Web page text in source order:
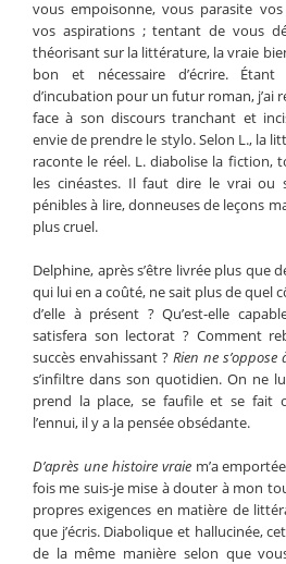
vous empoisonne, vous parasite
vos aspirations ; tentant de vous
théorisant sur la littérature, la vraie
bon et nécessaire d’écrire.
d’incubation pour un futur roman, j’ai
face à son discours tranchant et
envie de prendre le stylo. Selon L., la
raconte le réel. L. diabolise la fiction,
les cinéastes. Il faut dire le vrai ou
pénibles à lire, donneuses de leçons
plus cruel.
Delphine, après s’être livrée plus que
qui lui en a coûté, ne sait plus de quel
d’elle à présent ? Qu’est-elle
satisfera son lectorat ? Comment
succès envahissant ? Rien ne
s’infiltre dans son quotidien. On ne
prend la place, se faufile et se fait
l’ennui, il y a la pensée obsédante.
D’après une histoire vraiem’a
fois me suis-je mise à douter à mon
propres exigences en matière de
que j’écris. Diabolique et hallucinée,
de la même manière selon que